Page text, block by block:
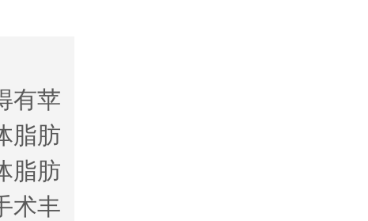
有苹
脂肪
脂肪
术丰